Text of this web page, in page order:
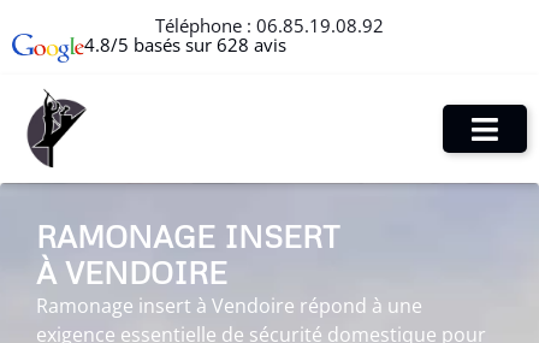
Téléphone : 06.85.19.08.92
4.8/5 basés sur 628 avis
RAMONAGE INSERT
À VENDOIRE
Ramonage insert à Vendoire répond à une
exigence essentielle de sécurité domestique pour